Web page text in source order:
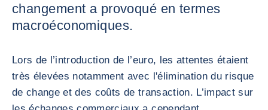
changement a provoqué en termes
macroéconomiques.
Lors de l’introduction de l’euro, les attentes étaient
très élevées notamment avec l'élimination du risque
de change et des coûts de transaction. L’impact sur